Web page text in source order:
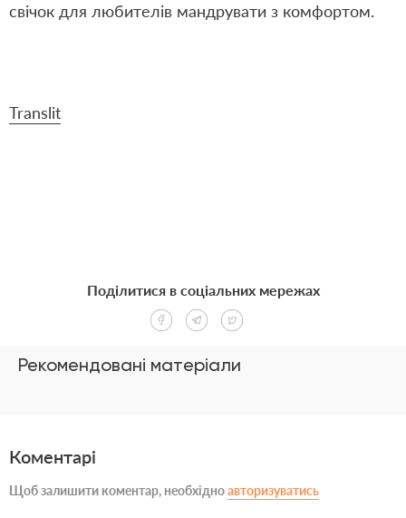
свічок для любителів мандрувати з комфортом.
Translit
Рекомендовані матеріали
Поділитися в соціальних мережах
Коментарі
Щоб залишити коментар, необхідноавторизуватись